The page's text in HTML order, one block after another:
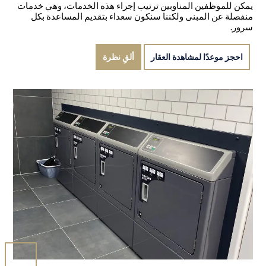
يمكن للموظفين المناوبين ترتيب إجراء هذه الخدمات، وهي خدمات
منفصلة عن المبنى ولكننا سنكون سعداء بتقديم المساعدة بكل
سرور.
احجز موعدًا لمشاهدة العقار ألقِ نظرة